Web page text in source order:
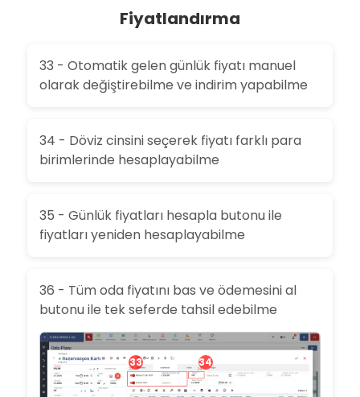
Fiyatlandırma
33 - Otomatik gelen günlük fiyatı manuel
olarak değiştirebilme ve indirim yapabilme
34 - Döviz cinsini seçerek fiyatı farklı para
birimlerinde hesaplayabilme
35 - Günlük fiyatları hesapla butonu ile
fiyatları yeniden hesaplayabilme
36 - Tüm oda fiyatını bas ve ödemesini al
butonu ile tek seferde tahsil edebilme
33 34